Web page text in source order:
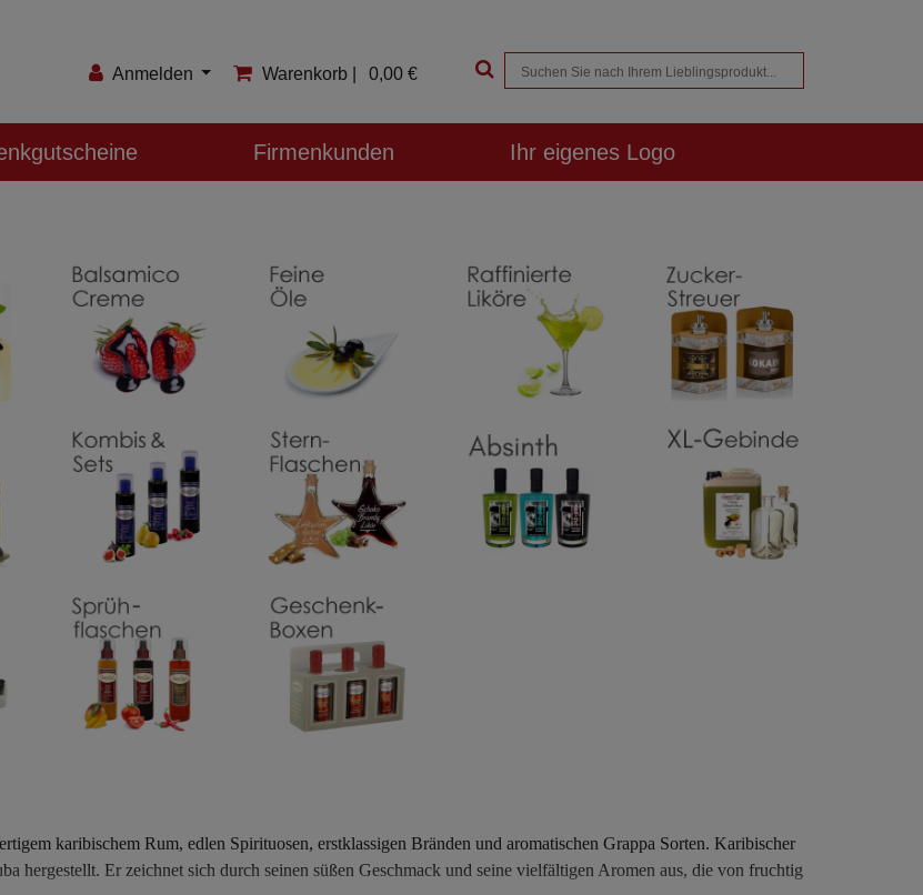
Anmelden Warenkorb | 0,00 €
Firmenkunden Ihr eigenes Logo
karibischem Rum, edlen Spirituosen, erstklassigen Bränden und aromatischen Grappa Sorten. Karibischer
hergestellt. Er zeichnet sich durch seinen süßen Geschmack und seine vielfältigen Aromen aus, die von fruchtig